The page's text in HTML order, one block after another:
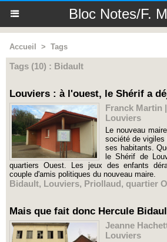
Bloc Notes/F.
Accueil > Tags
Tags (10) : Bidault
Louviers : à l'ouest, le Shérif a
Franck Martin
Louviers
Le nouveau
société de
ses habitants.
le Shérif de
quartiers Ouest. Les jeux des enfants
couple d'amis politiques du nouveau maire.
Bidault, Louviers, Priollaud, quartier
Mais que fait donc Hercule
Jeanne
Louviers